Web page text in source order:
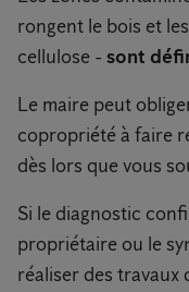
rongent le bois et
cellulose - sont
Le maire peut
copropriété à faire
dès lors que vous
Si le diagnostic
propriétaire ou le
réaliser des travaux